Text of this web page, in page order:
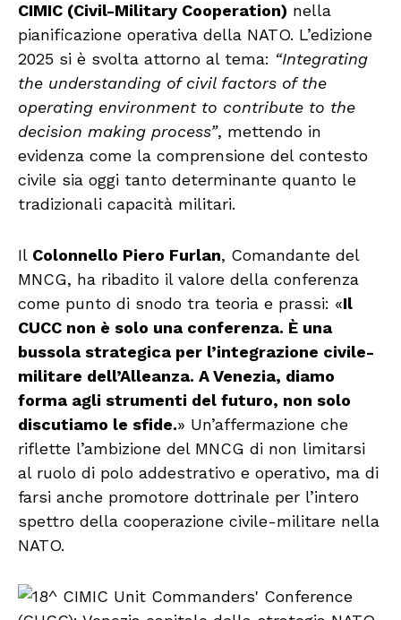
CIMIC (Civil-Military Cooperation) nella
pianificazione operativa della NATO. L’edizione
2025 si è svolta attorno al tema: “Integrating
the understanding of civil factors of the
operating environment to contribute to the
decision making process”, mettendo in
evidenza come la comprensione del contesto
civile sia oggi tanto determinante quanto le
tradizionali capacità militari.
Il Colonnello Piero Furlan, Comandante del
MNCG, ha ribadito il valore della conferenza
come punto di snodo tra teoria e prassi: «Il
CUCC non è solo una conferenza. È una
bussola strategica per l’integrazione civile-
militare dell’Alleanza. A Venezia, diamo
forma agli strumenti del futuro, non solo
discutiamo le sfide.» Un’affermazione che
riflette l’ambizione del MNCG di non limitarsi
al ruolo di polo addestrativo e operativo, ma di
farsi anche promotore dottrinale per l’intero
spettro della cooperazione civile-militare nella
NATO.